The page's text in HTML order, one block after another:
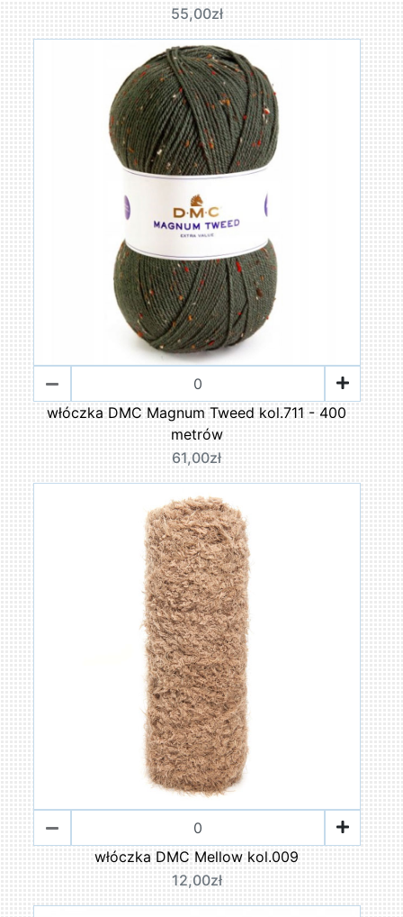
55,00zł
włóczka DMC Magnum Tweed kol.711 - 400
metrów
61,00zł
włóczka DMC Mellow kol.009
12,00zł